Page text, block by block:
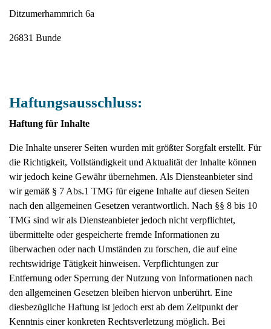
Ditzumerhammrich 6a
26831 Bunde
Haftungsausschluss:
Haftung für Inhalte
Die Inhalte unserer Seiten wurden mit größter Sorgfalt erstellt. Für
die Richtigkeit, Vollständigkeit und Aktualität der Inhalte können
wir jedoch keine Gewähr übernehmen. Als Diensteanbieter sind
wir gemäß § 7 Abs.1 TMG für eigene Inhalte auf diesen Seiten
nach den allgemeinen Gesetzen verantwortlich. Nach §§ 8 bis 10
TMG sind wir als Diensteanbieter jedoch nicht verpflichtet,
übermittelte oder gespeicherte fremde Informationen zu
überwachen oder nach Umständen zu forschen, die auf eine
rechtswidrige Tätigkeit hinweisen. Verpflichtungen zur
Entfernung oder Sperrung der Nutzung von Informationen nach
den allgemeinen Gesetzen bleiben hiervon unberührt. Eine
diesbezügliche Haftung ist jedoch erst ab dem Zeitpunkt der
Kenntnis einer konkreten Rechtsverletzung möglich. Bei